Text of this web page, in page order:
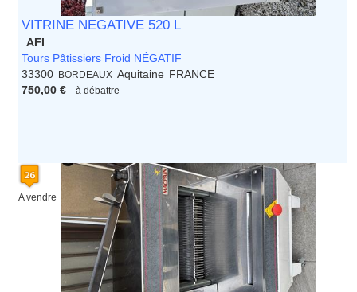
VITRINE NEGATIVE 520 L
AFI
Tours Pâtissiers Froid NÉGATIF
33300 BORDEAUX Aquitaine FRANCE
750,00 €
à débattre
A vendre